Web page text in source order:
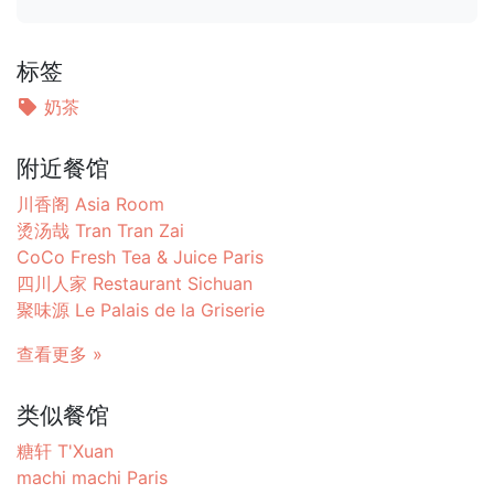
标签
奶茶
附近餐馆
川香阁 Asia Room
烫汤哉 Tran Tran Zai
CoCo Fresh Tea & Juice Paris
四川人家 Restaurant Sichuan
聚味源 Le Palais de la Griserie
查看更多 »
类似餐馆
糖轩 T'Xuan
machi machi Paris